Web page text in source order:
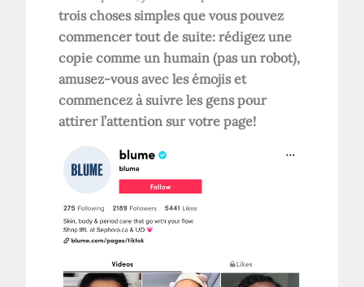
trois choses simples que vous pouvez
commencer tout de suite: rédigez une
copie comme un humain (pas un robot),
amusez-vous avec les émojis et
commencez à suivre les gens pour
attirer l’attention sur votre page!